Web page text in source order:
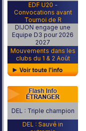
EDF U20 -
Convocations avant
Tournoi de R
DIJON engage une
Equipe D3 pour 2026
2027
Mouvements dans les
clubs du 1 & 2 Août
DEL : Triple champion
DEL : Sauvé in